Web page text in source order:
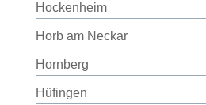
Hockenheim
Horb am Neckar
Hornberg
Hüfingen